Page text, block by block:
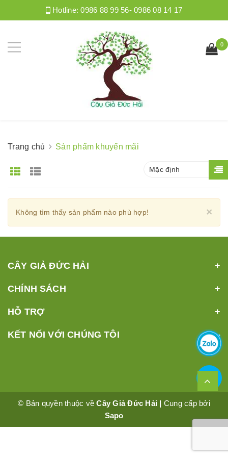
Hotline:0986 88 99 56- 0986 08 14 17
0
Trang chủ Sản phẩm khuyến mãi
Mặc định
×
Không tìm thấy sản phẩm nào phù hợp!
CÂY GIẢ ĐỨC HẢI
CHÍNH SÁCH
HỖ TRỢ
KẾT NỐI VỚI CHÚNG TÔI
© Bản quyền thuộc vềCây Giả Đức Hải | Cung cấp bởi
Sapo